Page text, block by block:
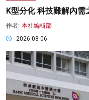
K型分化 科技難解內
作者: 本社編輯部
2026-08-06